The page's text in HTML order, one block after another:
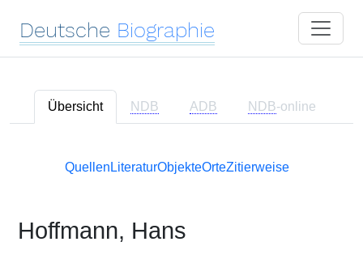
Deutsche Biographie
Übersicht NDB ADB NDB-online
Quellen LiteraturObjekteOrteZitierweise
Hoffmann, Hans